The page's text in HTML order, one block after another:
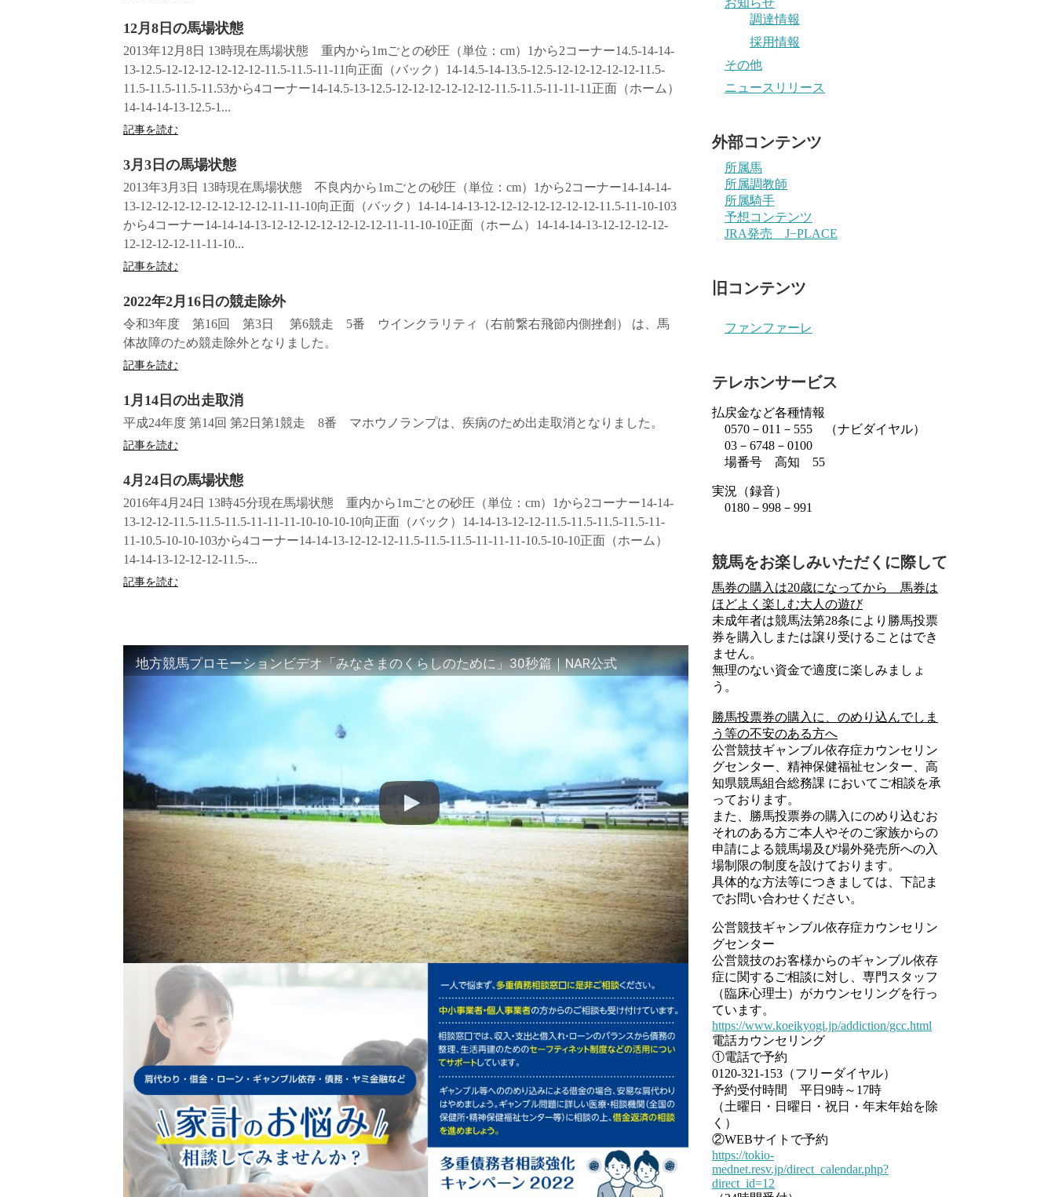
12月8日の馬場状態
2013年12月8日 13時現在馬場状態 重内から1mごとの砂圧（単位：cm）1から2コーナー14.5-14-14-
13-12.5-12-12-12-12-12-12-11.5-11.5-11-11向正面（バック）14-14.5-14-13.5-12.5-12-12-12-12-12-11.5-
11.5-11.5-11.5-11.53から4コーナー14-14.5-13-12.5-12-12-12-12-12-12-11.5-11.5-11-11-11正面（ホーム）
14-14-14-13-12.5-1...
記事を読む
3月3日の馬場状態
2013年3月3日 13時現在馬場状態 不良内から1mごとの砂圧（単位：cm）1から2コーナー14-14-14-
13-12-12-12-12-12-12-12-12-11-11-10向正面（バック）14-14-14-13-12-12-12-12-12-12-12-11.5-11-10-103
から4コーナー14-14-14-13-12-12-12-12-12-12-12-11-11-10-10正面（ホーム）14-14-14-13-12-12-12-12-
12-12-12-12-11-11-10...
記事を読む
2022年2月16日の競走除外
令和3年度 第16回 第3日 第6競走 5番 ウインクラリティ（右前繋右飛節内側挫創） は、馬
体故障のため競走除外となりました。
記事を読む
1月14日の出走取消
平成24年度 第14回 第2日第1競走 8番 マホウノランプは、疾病のため出走取消となりました。
記事を読む
4月24日の馬場状態
2016年4月24日 13時45分現在馬場状態 重内から1mごとの砂圧（単位：cm）1から2コーナー14-14-
13-12-12-11.5-11.5-11.5-11-11-11-10-10-10-10向正面（バック）14-14-13-12-12-11.5-11.5-11.5-11.5-11-
11-10.5-10-10-103から4コーナー14-14-13-12-12-12-11.5-11.5-11.5-11-11-11-10.5-10-10正面（ホーム）
14-14-13-12-12-12-11.5-...
記事を読む
地方競馬プロモーションビデオ「みなさまのくらしのために」30秒篇｜NAR公式
お知らせ
調達情報
採用情報
その他
ニュースリリース
外部コンテンツ
所属馬
所属調教師
所属騎手
予想コンテンツ
JRA発売 J−PLACE
旧コンテンツ
ファンファーレ
テレホンサービス
払戻金など各種情報
0570－011－555 （ナビダイヤル）
03－6748－0100
場番号 高知 55
実況（録音）
0180－998－991
競馬をお楽しみいただくに際して
馬券の購入は20歳になってから 馬券は
ほどよく楽しむ大人の遊び
未成年者は競馬法第28条により勝馬投票
券を購入しまたは譲り受けることはでき
ません。
無理のない資金で適度に楽しみましょ
う。
勝馬投票券の購入に、のめり込んでしま
う等の不安のある方へ
公営競技ギャンブル依存症カウンセリン
グセンター、精神保健福祉センター、高
知県競馬組合総務課 においてご相談を承
っております。
また、勝馬投票券の購入にのめり込むお
それのある方ご本人やそのご家族からの
申請による競馬場及び場外発売所への入
場制限の制度を設けております。
具体的な方法等につきましては、下記ま
でお問い合わせください。
公営競技ギャンブル依存症カウンセリン
グセンター
公営競技のお客様からのギャンブル依存
症に関するご相談に対し、専門スタッフ
（臨床心理士）がカウンセリングを行っ
ています。
https://www.koeikyogi.jp/addiction/gcc.html
電話カウンセリング
①電話で予約
0120-321-153（フリーダイヤル）
予約受付時間 平日9時～17時
（土曜日・日曜日・祝日・年末年始を除
く）
②WEBサイトで予約
https://tokio-
mednet.resv.jp/direct_calendar.php?
direct_id=12